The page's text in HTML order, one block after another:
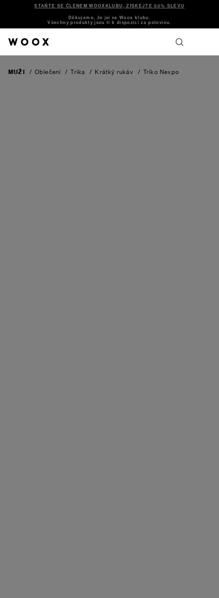
STAŇTE SE ČLENEM WOOXKLUBU, ZÍSKEJTE 50% SLEVU
Děkujeme, že jsi ve Woox klubu.
Všechny produkty jsou ti k dispozici za polovinu.
MUŽI / Oblečení / Trika / Krátký rukáv / Triko Nexpo